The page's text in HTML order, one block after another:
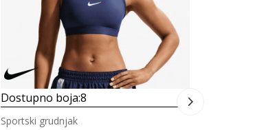
Dostupno boja:8
Sportski grudnjak